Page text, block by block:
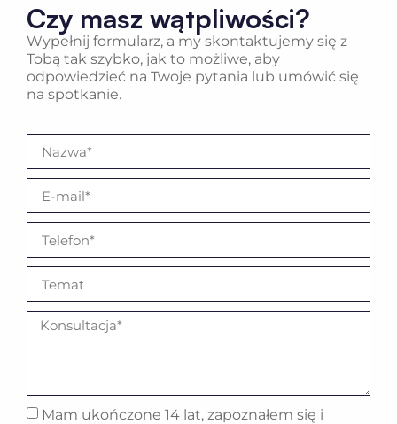
Czy masz wątpliwości?
Wypełnij formularz, a my skontaktujemy się z
Tobą tak szybko, jak to możliwe, aby
odpowiedzieć na Twoje pytania lub umówić się
na spotkanie.
Mam ukończone 14 lat, zapoznałem się i